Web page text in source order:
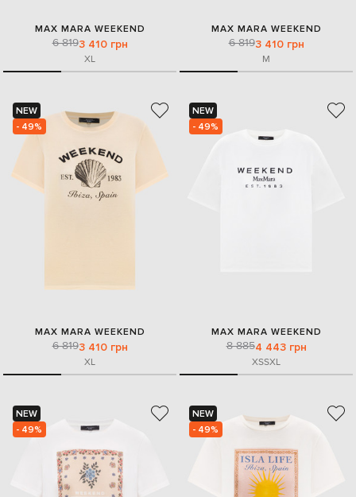
MAX MARA WEEKEND
6 8193 410 грн
XL
MAX MARA WEEKEND
6 8193 410 грн
M
NEW
- 49%
MAX MARA WEEKEND
6 8193 410 грн
XL
NEW
- 49%
MAX MARA WEEKEND
8 8854 443 грн
XSSXL
NEW
- 49%
NEW
- 49%